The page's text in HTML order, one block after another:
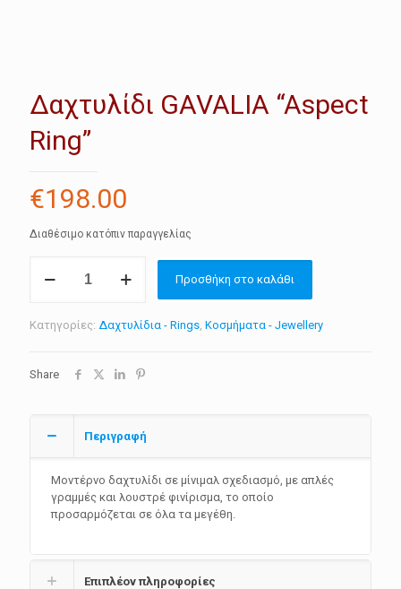
Δαχτυλίδι GAVALIA “Aspect
Ring”
€198.00
Διαθέσιμο κατόπιν παραγγελίας
GAVALIA
ποσότητα
Προσθήκη στο καλάθι
Κατηγορίες: Δαχτυλίδια - Rings Κοσμήματα - Jewellery
Share
Περιγραφή
Μοντέρνο δαχτυλίδι σε μίνιμαλ σχεδιασμό, με απλές
γραμμές και λουστρέ φινίρισμα, το οποίο
προσαρμόζεται σε όλα τα μεγέθη.
Επιπλέον πληροφορίες